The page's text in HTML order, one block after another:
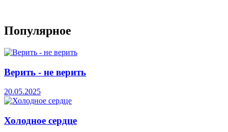
Популярное
Верить - не верить
20.05.2025
Холодное сердце